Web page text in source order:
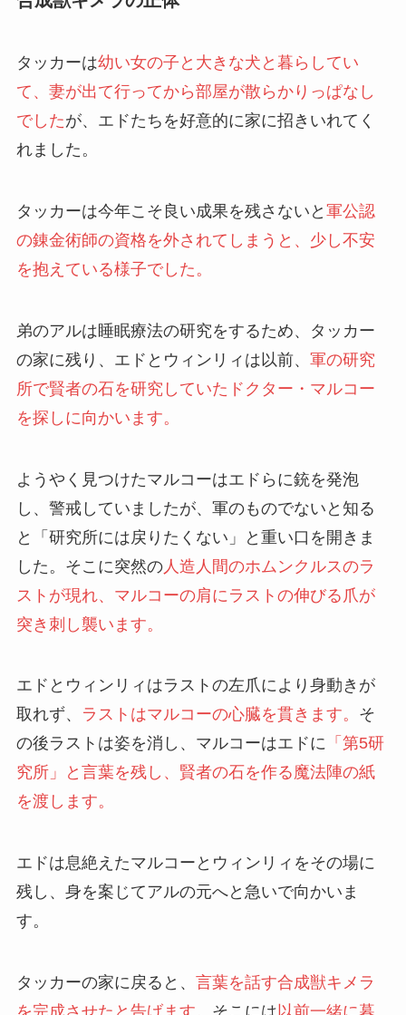
タッカーは幼い女の子と大きな犬と暮らしてい
て、妻が出て行ってから部屋が散らかりっぱなし
でしたが、エドたちを好意的に家に招きいれてく
れました。
タッカーは今年こそ良い成果を残さないと 軍公認
の錬金術師の資格を外されてしまうと、少し不安
を抱えている様子でした。
弟のアルは睡眠療法の研究をするため、タッカー
の家に残り、エドとウィンリィは以前、 軍の研究
所で賢者の石を研究していたドクター・マルコー
を探しに向かいます。
ようやく見つけたマルコーはエドらに銃を発泡
し、警戒していましたが、軍のものでないと知る
と「研究所には戻りたくない」と重い口を開きま
した。そこに突然の人造人間のホムンクルスのラ
ストが現れ、マルコーの肩にラストの伸びる爪が
突き刺し襲います。
エドとウィンリィはラストの左爪により身動きが
取れず、
ラストはマルコーの心臓を貫きます。 そ
の後ラストは姿を消し、マルコーはエドに 「第5研
究所」と言葉を残し、賢者の石を作る魔法陣の紙
を渡します。
エドは息絶えたマルコーとウィンリィをその場に
残し、身を案じてアルの元へと急いで向かいま
す。
タッカーの家に戻ると、 言葉を話す合成獣キメラ